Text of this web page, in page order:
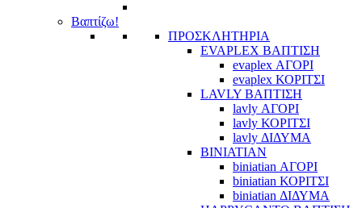
Βαπτίζω!
ΠΡΟΣΚΛΗΤΗΡΙΑ
EVAPLEX ΒΑΠΤΙΣΗ
evaplex ΑΓΟΡΙ
evaplex ΚΟΡΙΤΣΙ
LAVLY ΒΑΠΤΙΣΗ
lavly ΑΓΟΡΙ
lavly ΚΟΡΙΤΣΙ
lavly ΔΙΔΥΜΑ
BINIATIAN
biniatian ΑΓΟΡΙ
biniatian ΚΟΡΙΤΣΙ
biniatian ΔΙΔΥΜΑ